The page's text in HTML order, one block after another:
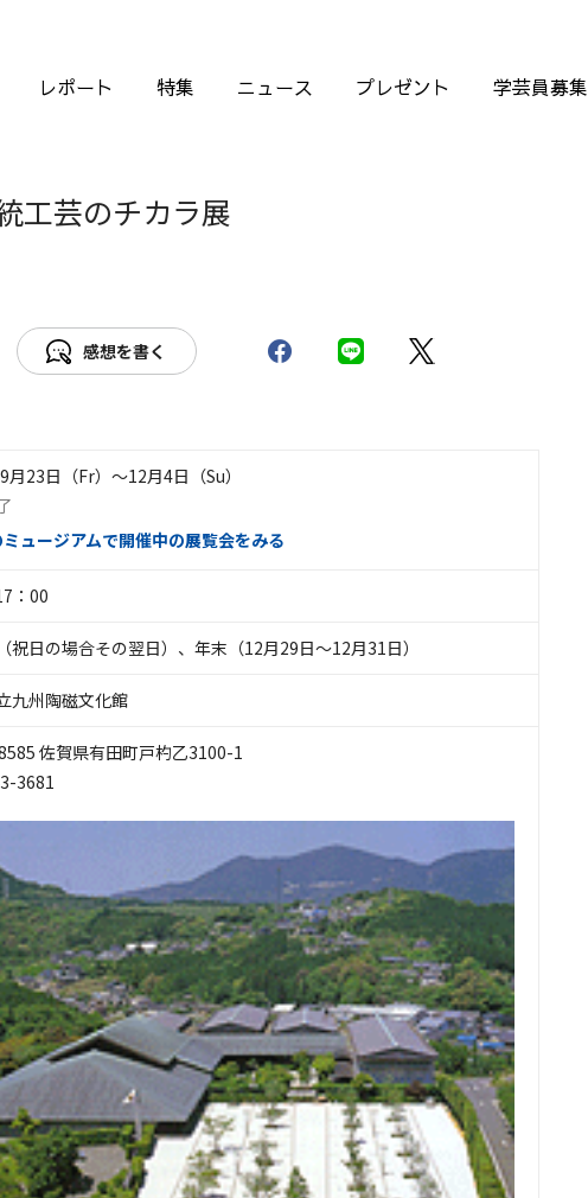
レポート 特集 ニュース プレゼント 学芸員募集
工芸のチカラ展
感想を書く
月23日（Fr）〜12月4日（Su）
ミュージアムで開催中の展覧会をみる
：00
祝日の場合その翌日）、年末（12月29日～12月31日）
九州陶磁文化館
佐賀県有田町戸杓乙3100-1
3681